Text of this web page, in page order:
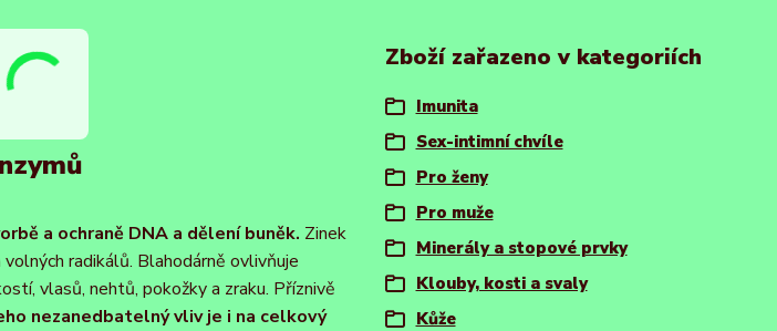
a ochraně DNA a dělení buněk. Zinek
radikálů. Blahodárně ovlivňuje
vlasů, nehtů, pokožky a zraku. Příznivě
nezanedbatelný vliv je i na celkový
Zboží zařazeno v kategoriích
Imunita
Sex-intimní chvíle
Pro ženy
Pro muže
Minerály a stopové prvky
Klouby, kosti a svaly
Kůže